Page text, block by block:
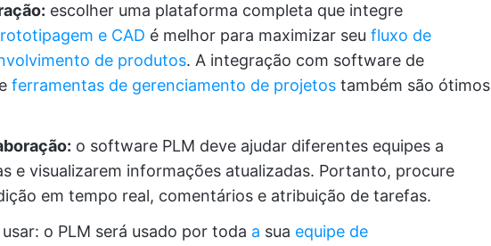
escolher uma plataforma completa que integre
e CAD é melhor para maximizar seu fluxo de
de produtos. A integração com software de
ferramentas de gerenciamento de projetos também são ótimos
o software PLM deve ajudar diferentes equipes a
e visualizarem informações atualizadas. Portanto, procure
em tempo real, comentários e atribuição de tarefas.
o PLM será usado por toda a sua equipe de